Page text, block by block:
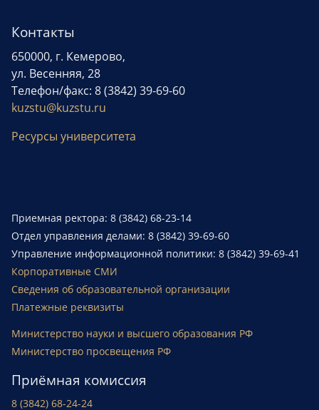
Контакты
650000, г. Кемерово,
ул. Весенняя, 28
Телефон/факс: 8 (3842) 39-69-60
kuzstu@kuzstu.ru
Ресурсы университета
Приемная ректора: 8 (3842) 68-23-14
Отдел управления делами: 8 (3842) 39-69-60
Управление информационной политики: 8 (3842) 39-69-41
Корпоративные СМИ
Сведения об образовательной организации
Платежные реквизиты
Министерство науки и высшего образования РФ
Министерство просвещения РФ
Приёмная комиссия
8 (3842) 68-24-24